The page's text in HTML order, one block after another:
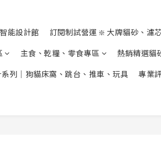
能設計館
訂閱制試營運 ❇️ 大牌貓砂、濾
主食、乾糧、零食專區 熱銷精選貓
列｜狗貓床窩、跳台、推車、玩具 專業